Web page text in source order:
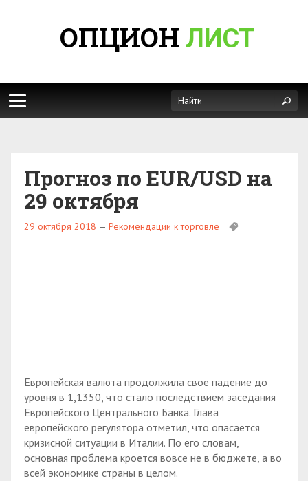
ОПЦИОН ЛИСТ
Прогноз по EUR/USD на
29 октября
29 октября 2018 — Рекомендации к торговле
Европейская валюта продолжила свое падение до
уровня в 1,1350, что стало последствием заседания
Европейского Центрального Банка. Глава
европейского регулятора отметил, что опасается
кризисной ситуации в Италии. По его словам,
основная проблема кроется вовсе не в бюджете, а во
всей экономике страны в целом.